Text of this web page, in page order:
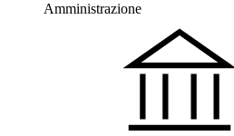
Amministrazione